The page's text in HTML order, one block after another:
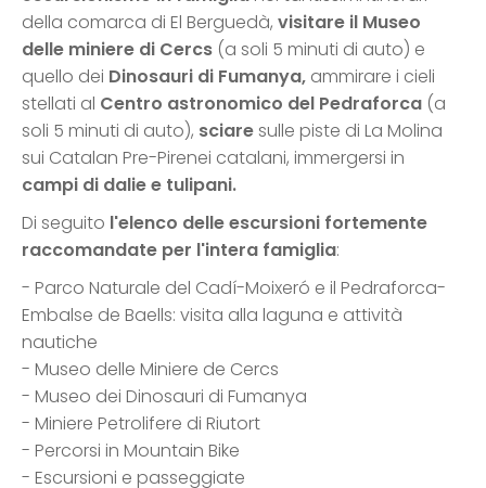
della comarca di El Berguedà, visitare il Museo
delle miniere di Cercs (a soli 5 minuti di auto) e
quello dei Dinosauri di Fumanya, ammirare i cieli
stellati al Centro astronomico del Pedraforca (a
soli 5 minuti di auto), sciaresulle piste di La Molina
sui Catalan Pre-Pirenei catalani, immergersi in
campi di dalie e tulipani.
Di seguito l'elenco delle escursioni fortemente
raccomandate per l'intera famiglia:
- Parco Naturale del Cadí-Moixeró e il Pedraforca-
Embalse de Baells: visita alla laguna e attività
nautiche
- Museo delle Miniere de Cercs
- Museo dei Dinosauri di Fumanya
- Miniere Petrolifere di Riutort
- Percorsi in Mountain Bike
- Escursioni e passeggiate